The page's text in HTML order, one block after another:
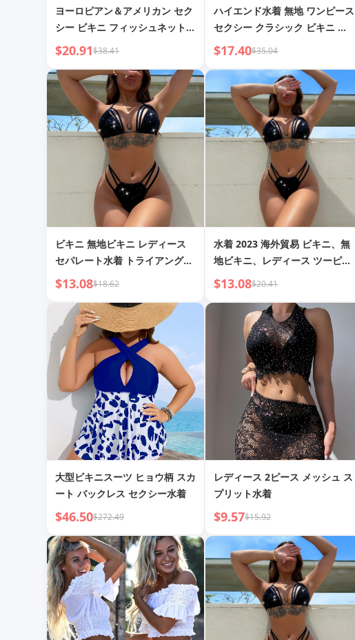
ヨーロピアン＆アメリカン セク
シー ビキニ フィッシュネット
ロングスカート 3点セット レデ
ィース
$20.91$38.41
ハイエンド水着 無地 ワンピース
セクシー クラシック ビキニ 水
着
$17.40$35.04
ビキニ 無地ビキニ レディース
セパレート水着 トライアングル
ビキニ
$13.08$18.62
水着 2023 海外貿易 ビキニ、無
地ビキニ、レディース ツーピー
ス水着、トライアングルビキニ
A12H
$13.08$20.41
大型ビキニスーツ ヒョウ柄 スカ
ート バックレス セクシー水着
$46.50$272.49
レディース 2ピース メッシュ ス
プリット水着
$9.57$15.92